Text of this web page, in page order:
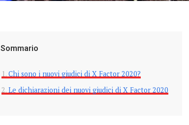
Sommario
Chi sono i nuovi giudici di X Factor 2020?
Le dichiarazioni dei nuovi giudici di X Factor 2020